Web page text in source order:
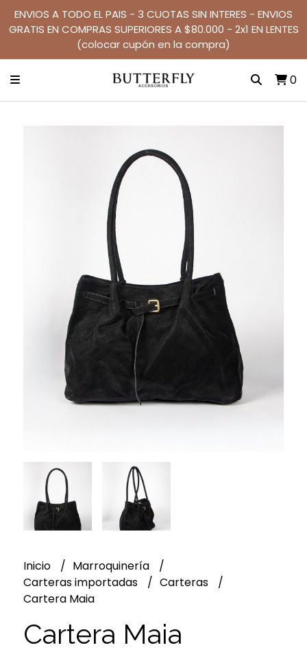
ENVIOS A TODO EL PAIS - 3 CUOTAS SIN INTERES - ENVIOS
GRATIS EN COMPRAS SUPERIORES A $80.000 - 2x1 EN LENTES
(colocar cupón en la compra)
0
Inicio
Marroquinería
Carteras importadas
Carteras
Cartera Maia
Cartera Maia